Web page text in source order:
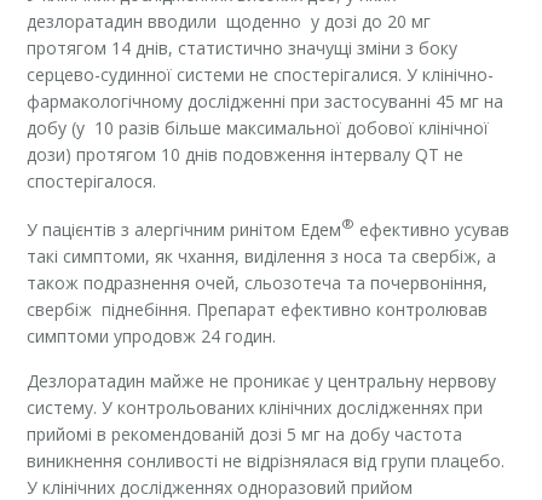
дезлоратадин вводили щоденно у дозі до 20 мг
протягом 14 днів, статистично значущі зміни з боку
серцево-судинної системи не спостерігалися. У клінічно-
фармакологічному дослідженні при застосуванні 45 мг на
добу (у 10 разів більше максимальної добової клінічної
дози) протягом 10 днів подовження інтервалу QT не
спостерігалося.
У пацієнтів з алергічним ринітом Едем® ефективно усував
такі симптоми, як чхання, виділення з носа та свербіж, а
також подразнення очей, сльозотеча та почервоніння,
свербіж піднебіння. Препарат ефективно контролював
симптоми упродовж 24 годин.
Дезлоратадин майже не проникає у центральну нервову
систему. У контрольованих клінічних дослідженнях при
прийомі в рекомендованій дозі 5 мг на добу частота
виникнення сонливості не відрізнялася від групи плацебо.
У клінічних дослідженнях одноразовий прийом